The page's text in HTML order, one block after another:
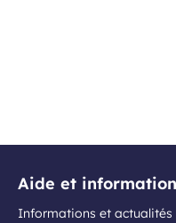
Aide et
Informations et actualités